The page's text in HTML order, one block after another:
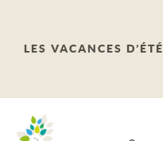
LES VACANCES